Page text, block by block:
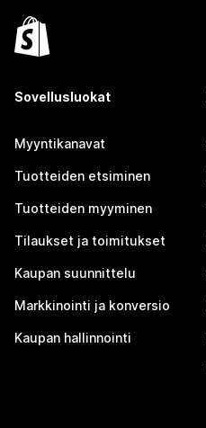
Sovellusluokat
Myyntikanavat
Tuotteiden etsiminen
Tuotteiden myyminen
Tilaukset ja toimitukset
Kaupan suunnittelu
Markkinointi ja konversio
Kaupan hallinnointi